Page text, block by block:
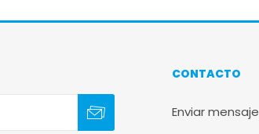
CONTACTO
Enviar mensaje